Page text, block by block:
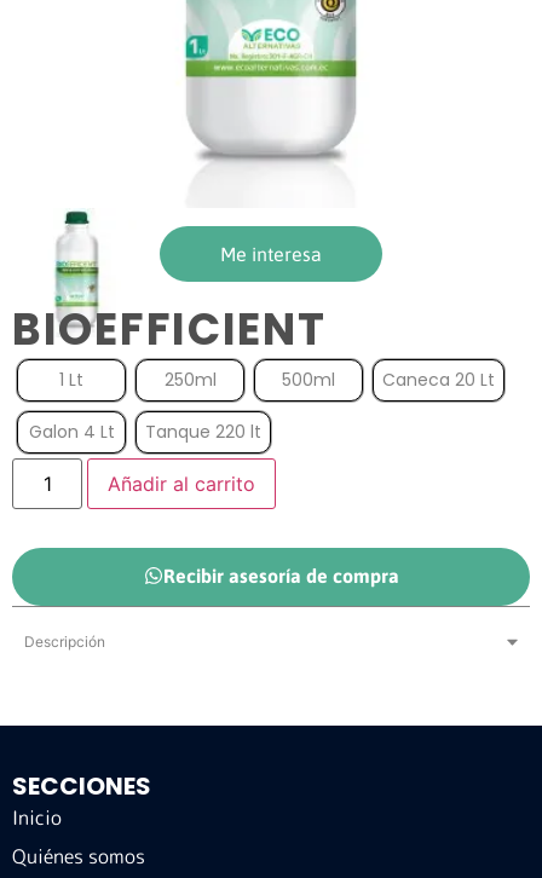
Me interesa
BIOEFFICIENT
1 Lt 250ml 500ml Caneca 20 Lt
Galon 4 Lt Tanque 220 lt
Añadir al carrito
Recibir asesoría de compra
Descripción
SECCIONES
Inicio
Quiénes somos